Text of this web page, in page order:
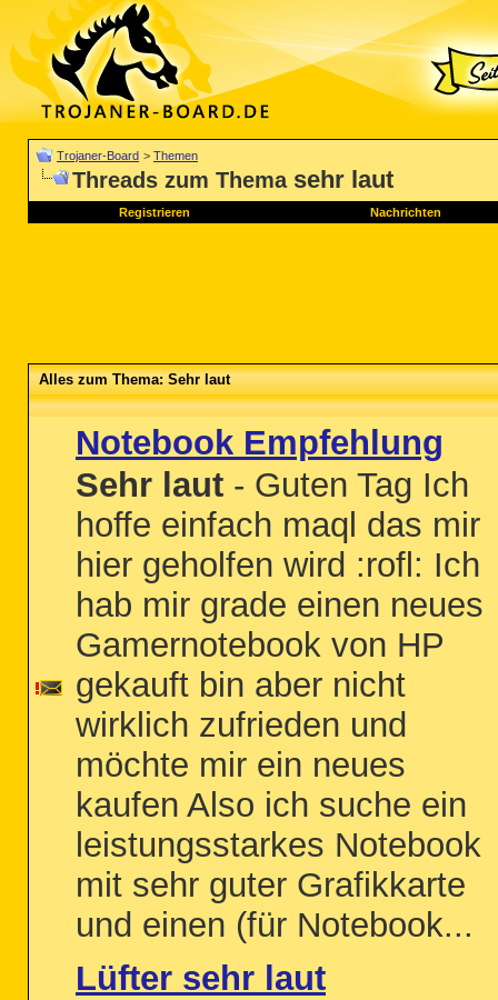
Trojaner-Board > Themen
Threads zum Thema sehr laut
Registrieren Nachrichten
Alles zum Thema: Sehr laut
Notebook Empfehlung
Sehr laut - Guten Tag Ich
hoffe einfach maql das mir
hier geholfen wird :rofl: Ich
hab mir grade einen neues
Gamernotebook von HP
gekauft bin aber nicht
wirklich zufrieden und
möchte mir ein neues
kaufen Also ich suche ein
leistungsstarkes Notebook
mit sehr guter Grafikkarte
und einen (für Notebook...
Lüfter sehr laut